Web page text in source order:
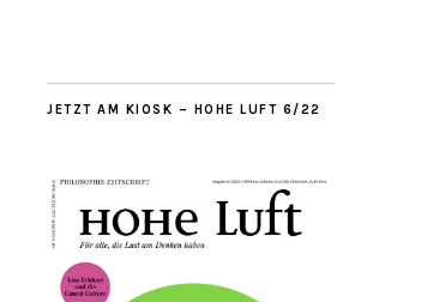
JETZT AM KIOSK – HOHE LUFT 6/22